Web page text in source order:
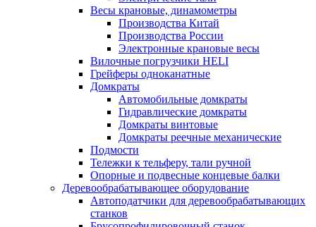
Весы крановые, динамометры
Производства Китай
Производства России
Электронные крановые весы
Вилочные погрузчики HELI
Грейферы одноканатные
Домкраты
Автомобильные домкраты
Гидравлические домкраты
Домкраты винтовые
Домкраты реечные механические
Подмости
Тележки к тельферу, тали ручной
Опорные и подвесные концевые балки
Деревообрабатывающее оборудование
Автоподатчики для деревообрабатывающих
станков